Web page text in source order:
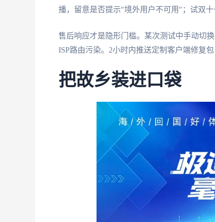
播，留意是否提示"境外用户不可用"；试双
售后响应才是隐形门槛。某次测试中手动切
ISP路由污染。2小时内推送定制客户端修复
把故乡装进口袋